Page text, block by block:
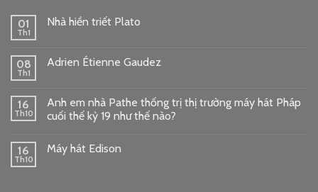
01
Th1
Nhà hiền triết Plato
08
Th1
Adrien Étienne Gaudez
16
Th10
Anh em nhà Pathe thống trị thị trường máy hát Pháp
cuối thế kỷ 19 như thế nào?
16
Th10
Máy hát Edison